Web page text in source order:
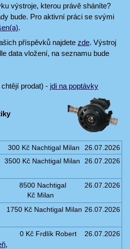
výstroje, kterou právě sháníte?
bude. Pro aktivní práci se svými
.
příspěvků najdete zde. Výstroj
data vložení, na seznamu bude
prodat) - jdi na poptávky
300 Kč Nachtigal Milan 26.07.2026
3500 Kč Nachtigal Milan 26.07.2026
8500
Kč
Nachtigal
Milan
26.07.2026
1750 Kč Nachtigal Milan 26.07.2026
0 Kč Frdlík Robert 26.07.2026